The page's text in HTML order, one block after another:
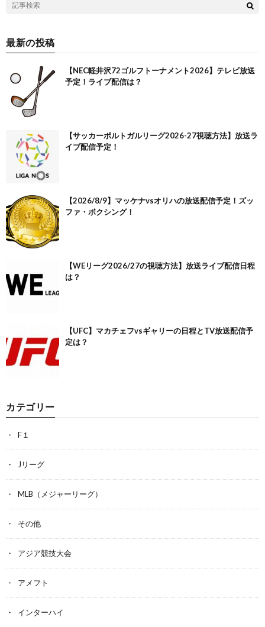
最新の投稿
【NEC軽井沢72ゴルフトーナメント2026】テレビ放送
予定！ライブ配信は？
【サッカーポルトガルリーグ2026-27視聴方法】放送ラ
イブ配信予定！
【2026/8/9】マッケナvsオリハの放送配信予定！ズッ
ファ・ボクシング！
【WEリーグ2026/27の視聴方法】放送ライブ配信日程
は？
【UFC】マカチェフvsギャリーの日程とTV放送配信予
定は？
カテゴリー
F１
Jリーグ
MLB（メジャーリーグ）
その他
アジア競技大会
アメフト
インターハイ